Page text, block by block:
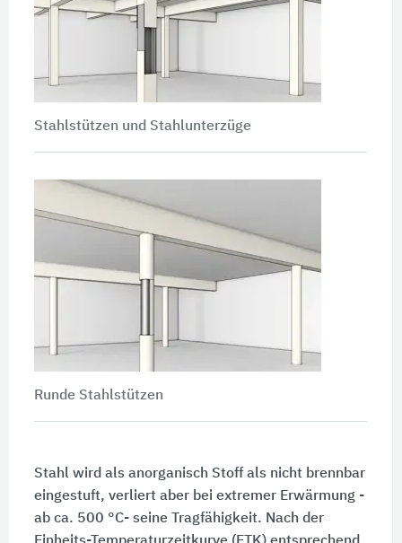
Stahlstützen und Stahlunterzüge
Runde Stahlstützen
Stahl wird als anorganisch Stoff als nicht brennbar
eingestuft, verliert aber bei extremer Erwärmung -
ab ca. 500 °C- seine Tragfähigkeit. Nach der